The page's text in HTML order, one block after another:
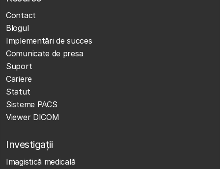
Contact
Blogul
Implementări de succes
Comunicate de presa
Suport
Cariere
Statut
Sisteme PACS
Viewer DICOM
Investigații
Imagistică medicală